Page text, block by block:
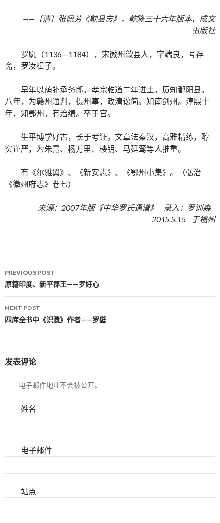
——〔清〕张佩芳《歙县志》，乾隆三十六年版本，成文
出版社
罗愿（1136—1184），宋徽州歙县人，字端良，号存
斋，罗汝楫子。
早年以荫补承务郎。孝宗乾道二年进士。历知鄱阳县。
八年，为赣州通判，摄州事，政清讼简。知南剑州。淳熙十
年，知鄂州，有治绩。卒于官。
生平博学好古，长于考证。文章法秦汉，高雅精练，醇
实谨严，为朱熹、杨万里、楼钥、马廷鸾等人推重。
有《尔雅翼》、《新安志》、《鄂州小集》。（弘治
《徽州府志》卷七）
来源：2007年版《中华罗氏通谱》 录入：罗训森
2015.5.15 于福州
Post navigation
PREVIOUS POST
原籍印度、新平郡王——罗好心
NEXT POST
四库全书中《识遗》作者——罗壁
发表评论
电子邮件地址不会被公开。
姓名
电子邮件
站点